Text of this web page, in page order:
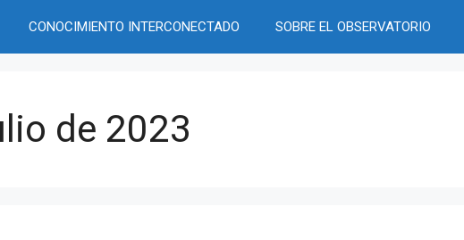
CONOCIMIENTO INTERCONECTADO SOBRE EL OBSERVATORIO
de 2023